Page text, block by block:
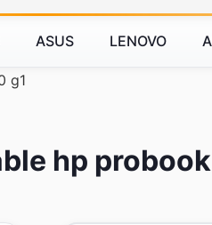
ASUS LENOVO
g1
hp